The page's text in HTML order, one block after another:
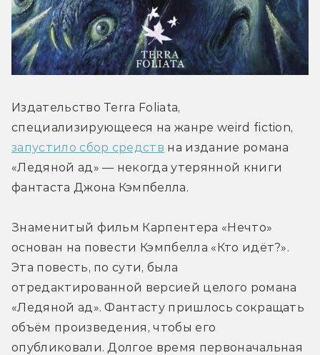
Издательство Terra Foliata,
запустило сбор средств на издание романа
«Ледяной ад» — некогда утерянной книги
фантаста Джона Кэмпбелла.
Знаменитый фильм Карпентера «Нечто»
основан на повести Кэмпбелла «Кто идёт?».
Эта повесть, по сути, была
отредактированной версией целого романа
«Ледяной ад». Фантасту пришлось сокращать
объём произведения, чтобы его
опубликовали. Долгое время первоначальная